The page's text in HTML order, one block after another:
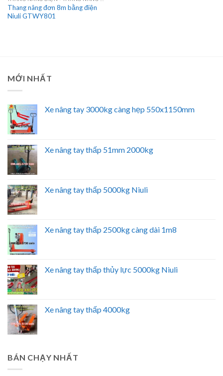
Thang nâng đơn 8m bằng điện
Niuli GTWY801
MỚI NHẤT
Xe nâng tay 3000kg càng hẹp 550x1150mm
Xe nâng tay thấp 51mm 2000kg
Xe nâng tay thấp 5000kg Niuli
Xe nâng tay thấp 2500kg càng dài 1m8
Xe nâng tay thấp thủy lực 5000kg Niuli
Xe nâng tay thấp 4000kg
BÁN CHẠY NHẤT